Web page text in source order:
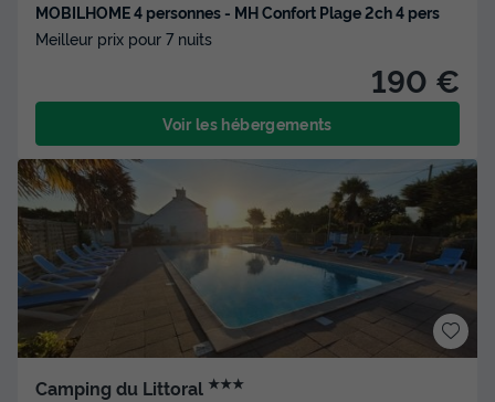
MOBILHOME 4 personnes - MH Confort Plage 2ch 4 pers
Meilleur prix pour 7 nuits
190 €
Voir les hébergements
Camping du Littoral ★★★